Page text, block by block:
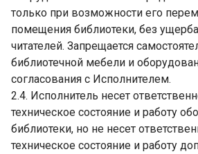
только при возможности его
помещения библиотеки, без
читателей. Запрещается
библиотечной мебели и
согласования с Исполнителем.
2.4. Исполнитель несет
техническое состояние и работу
библиотеки, но не несет
техническое состояние и работу